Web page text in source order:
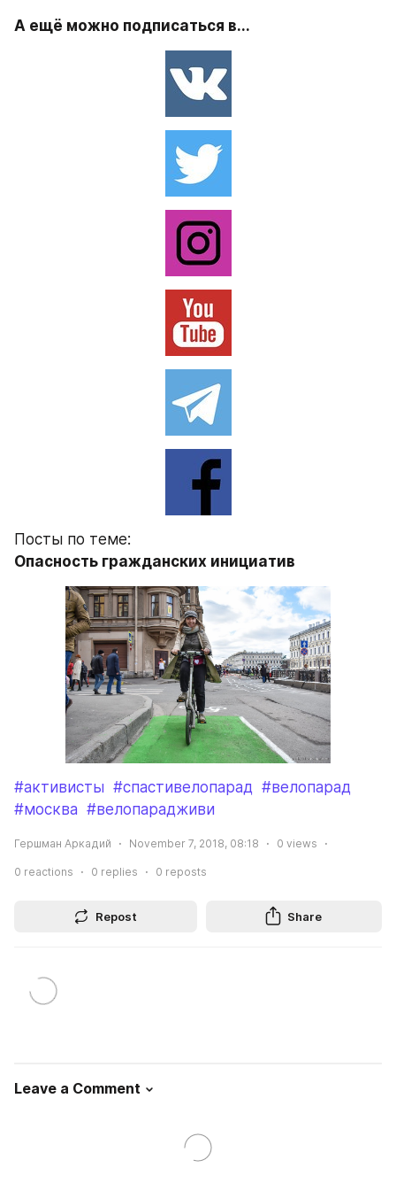
А ещё можно подписаться в...
Посты по теме:
Опасность гражданских инициатив
#активисты #спастивелопарад #велопарад
#москва #велопарадживи
Гершман Аркадий November 7, 2018, 08:18 0 views
0 reactions 0 replies 0 reposts
Repost Share
Leave a Comment